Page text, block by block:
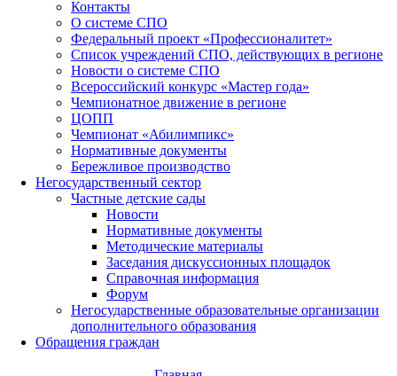
Контакты
О системе СПО
Федеральный проект «Профессионалитет»
Список учреждений СПО, действующих в регионе
Новости о системе СПО
Всероссийский конкурс «Мастер года»
Чемпионатное движение в регионе
ЦОПП
Чемпионат «Абилимпикс»
Нормативные документы
Бережливое производство
Негосударственный сектор
Частные детские сады
Новости
Нормативные документы
Методические материалы
Заседания дискуссионных площадок
Справочная информация
Форум
Негосударственные образовательные организации
дополнительного образования
Обращения граждан